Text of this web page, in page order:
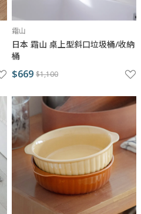
霜山
日本 霜山 桌上型斜口垃圾桶/收納
桶
$669 $1,100